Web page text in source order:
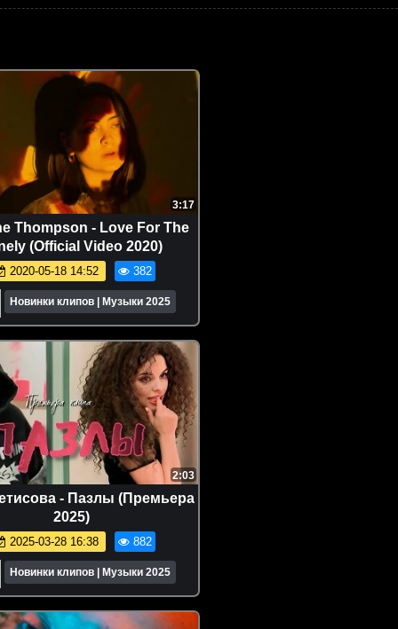
3:17
Thompson - Love For The
(Official Video 2020)
2020-05-18 14:52 382
Новинки клипов | Музыки 2025
2:03
- Пазлы (Премьера
2025)
2025-03-28 16:38 882
Новинки клипов | Музыки 2025